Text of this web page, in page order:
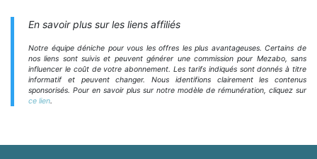
En savoir plus sur les liens affiliés
Notre équipe déniche pour vous les offres les plus avantageuses. Certains de
nos liens sont suivis et peuvent générer une commission pour Mezabo, sans
influencer le coût de votre abonnement. Les tarifs indiqués sont donnés à titre
informatif et peuvent changer. Nous identifions clairement les contenus
sponsorisés. Pour en savoir plus sur notre modèle de rémunération, cliquez sur
ce lien.